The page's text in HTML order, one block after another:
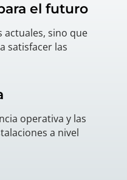
el futuro
actuales, sino que
satisfacer las
operativa y las
a nivel